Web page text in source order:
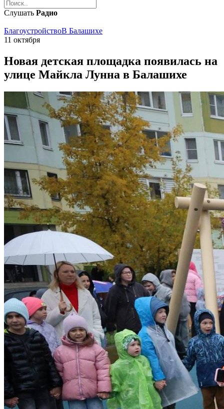
Слушать Радио
БлагоустройствоВ Балашихе
11 октября
Новая детская площадка появилась на
улице Майкла Лунна в Балашихе